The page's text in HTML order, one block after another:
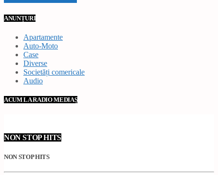
ANUNȚURI
Apartamente
Auto-Moto
Case
Diverse
Societăți comericale
Audio
ACUM LA RADIO MEDIAȘ
NON STOP HITS
NON STOP HITS